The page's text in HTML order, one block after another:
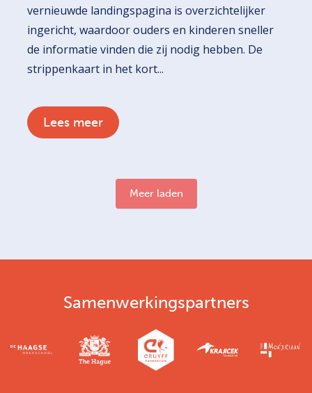
vernieuwde landingspagina is overzichtelijker
ingericht, waardoor ouders en kinderen sneller
de informatie vinden die zij nodig hebben. De
strippenkaart in het kort...
Lees meer
Meer laden
Samenwerkingspartners